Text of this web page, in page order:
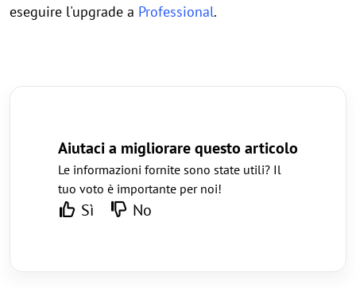
eseguire l'upgrade a Professional.
Aiutaci a migliorare questo articolo
Le informazioni fornite sono state utili? Il
tuo voto è importante per noi!
Sì No